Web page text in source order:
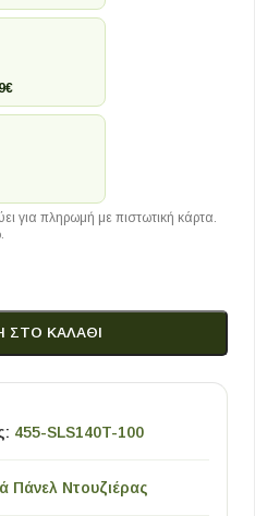
για πληρωμή με πιστωτική κάρτα.
ΣΤΟ ΚΑΛΆΘΙ
455-SLS140T-100
Πάνελ Ντουζιέρας